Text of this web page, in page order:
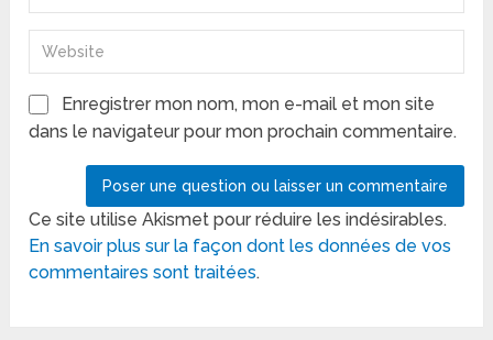
Enregistrer mon nom, mon e-mail et mon site
dans le navigateur pour mon prochain commentaire.
Ce site utilise Akismet pour réduire les indésirables.
En savoir plus sur la façon dont les données de vos
commentaires sont traitées.